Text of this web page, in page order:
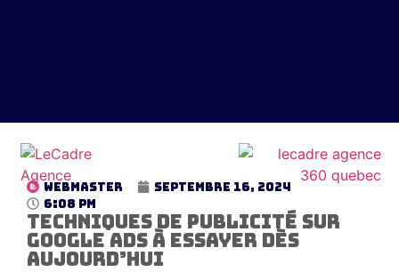
WebMaster
septembre 16, 2024
6:08 pm
Techniques de publicité sur
Google Ads à essayer dès
aujourd’hui